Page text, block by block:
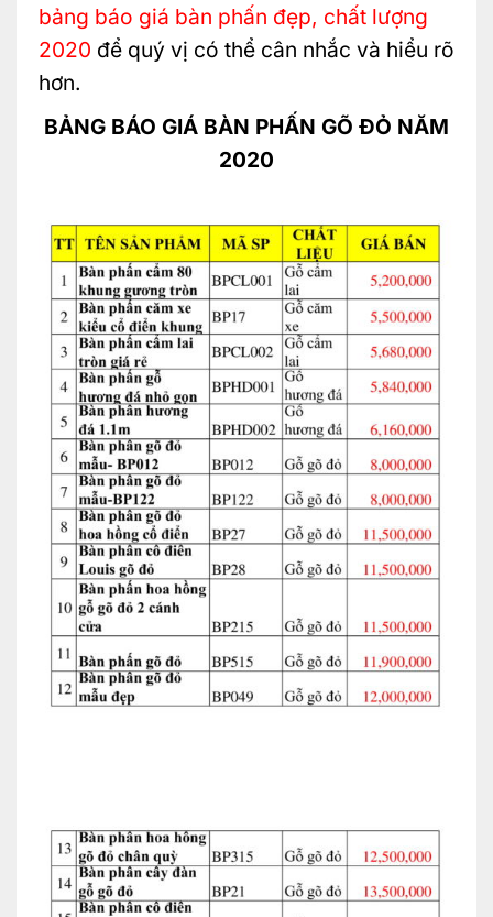
bảng báo giá bàn phấn đẹp, chất lượng
2020 để quý vị có thể cân nhắc và hiểu rõ
hơn.
BẢNG BÁO GIÁ BÀN PHẤN GÕ ĐỎ NĂM
2020